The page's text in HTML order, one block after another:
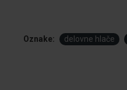
Oznake: delovne hlače